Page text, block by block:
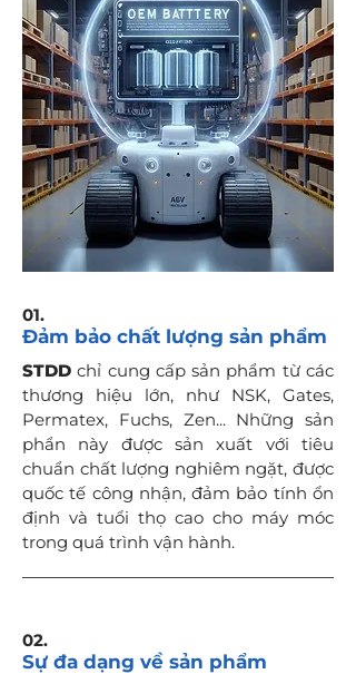
01.
Đảm bảo chất lượng sản phẩm
STDDchỉ cung cấp sản phẩm từ các
thương hiệu lớn, như NSK, Gates,
Permatex, Fuchs, Zen... Những sản
phẩn này được sản xuất với tiêu
chuẩn chất lượng nghiêm ngặt, được
quốc tế công nhận, đảm bảo tính ổn
định và tuổi thọ cao cho máy móc
trong quá trình vận hành.
02.
Sự đa dạng về sản phẩm